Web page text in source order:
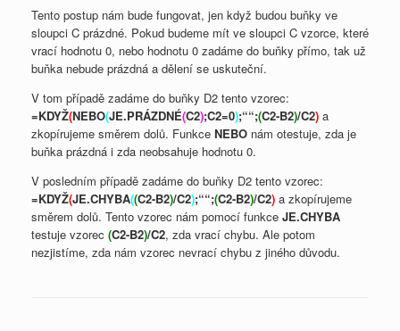
Tento postup nám bude fungovat, jen když budou buňky ve
sloupci C prázdné. Pokud budeme mít ve sloupci C vzorce, které
vrací hodnotu 0, nebo hodnotu 0 zadáme do buňky přímo, tak už
buňka nebude prázdná a dělení se uskuteční.
V tom případě zadáme do buňky D2 tento vzorec:
=KDYŽ(NEBO(JE.PRÁZDNÉ(C2);C2=0);““;(C2-B2)/C2) a
zkopírujeme směrem dolů. Funkce NEBO nám otestuje, zda je
buňka prázdná i zda neobsahuje hodnotu 0.
V posledním případě zadáme do buňky D2 tento vzorec:
=KDYŽ(JE.CHYBA((C2-B2)/C2);““;(C2-B2)/C2) a zkopírujeme
směrem dolů. Tento vzorec nám pomocí funkce JE.CHYBA
testuje vzorec (C2-B2)/C2, zda vrací chybu. Ale potom
nezjistíme, zda nám vzorec nevrací chybu z jiného důvodu.